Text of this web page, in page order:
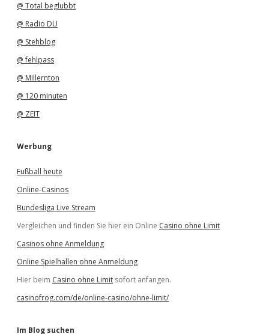
@ Total beglubbt
@ Radio DU
@ Stehblog
@ fehlpass
@ Millernton
@ 120 minuten
@ ZEIT
Werbung
Fußball heute
Online-Casinos
Bundesliga Live Stream
Vergleichen und finden Sie hier ein Online Casino ohne Limit
Casinos ohne Anmeldung
Online Spielhallen ohne Anmeldung
Hier beim Casino ohne Limit sofort anfangen.
casinofrog.com/de/online-casino/ohne-limit/
Im Blog suchen